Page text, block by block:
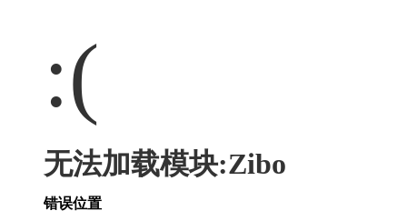
:(
无法加载模块:Zibo
错误位置